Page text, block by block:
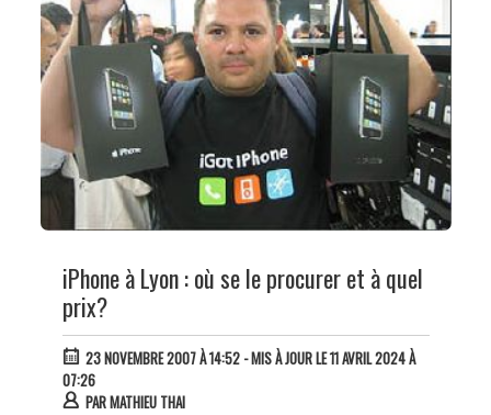
iPhone à Lyon : où se le procurer et à quel
prix?
23 NOVEMBRE 2007 À 14:52- MIS À JOUR LE 11 AVRIL 2024 À
07:26
PARMATHIEU THAI